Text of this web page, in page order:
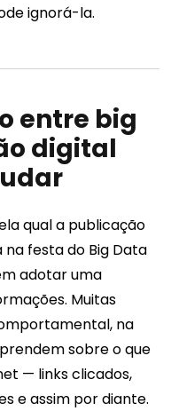
ignorá-la.
entre big
digital
qual a publicação
festa do Big Data
adotar uma
Muitas
na
sobre o que
— links clicados,
e assim por diante.